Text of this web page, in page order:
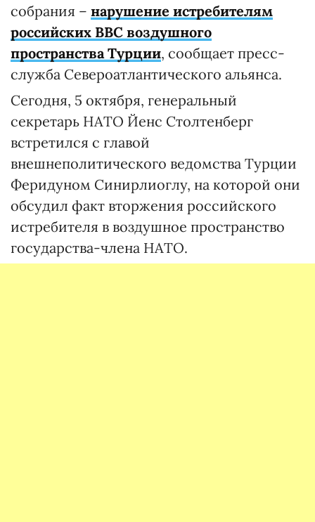
собрания – нарушение истребителям
российских ВВС воздушного
пространства Турции, сообщает пресс-
служба Североатлантического альянса.
Сегодня, 5 октября, генеральный
секретарь НАТО Йенс Столтенберг
встретился с главой
внешнеполитического ведомства Турции
Феридуном Синирлиоглу, на которой они
обсудил факт вторжения российского
истребителя в воздушное пространство
государства-члена НАТО.